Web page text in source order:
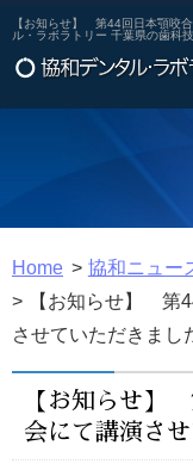
【お知らせ】 第44回日本顎咬
ル・ラボラトリー 千葉県の歯科
Home
協和ニュー
【お知らせ】 第
させていただきまし
【お知らせ】
会にて講演さ